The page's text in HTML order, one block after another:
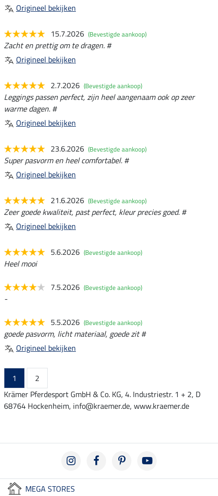
Origineel bekijken
15.7.2026 (Bevestigde aankoop)
Zacht en prettig om te dragen. #
Origineel bekijken
2.7.2026 (Bevestigde aankoop)
Leggings passen perfect, zijn heel aangenaam ook op zeer
warme dagen. #
Origineel bekijken
23.6.2026 (Bevestigde aankoop)
Super pasvorm en heel comfortabel. #
Origineel bekijken
21.6.2026 (Bevestigde aankoop)
Zeer goede kwaliteit, past perfect, kleur precies goed. #
Origineel bekijken
5.6.2026 (Bevestigde aankoop)
Heel mooi
7.5.2026 (Bevestigde aankoop)
-
5.5.2026 (Bevestigde aankoop)
goede pasvorm, licht materiaal, goede zit #
Origineel bekijken
1
2
Krämer Pferdesport GmbH & Co. KG, 4. Industriestr. 1 + 2, D
68764 Hockenheim, info@kraemer.de, www.kraemer.de
MEGA STORES